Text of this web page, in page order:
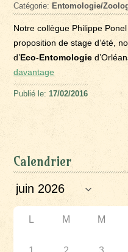
Catégorie: Entomologie/
Notre collègue Philippe
proposition de stage d’été,
d’Eco-Entomologie
davantage
Publié le:17/02/2016
Calendrier
L M M